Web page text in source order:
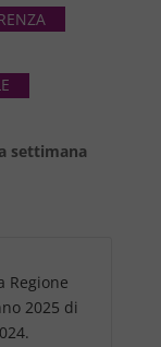
settimana
Regione
2025 di